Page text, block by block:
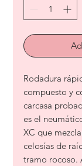
Rodadura
compuesto y
carcasa
es el
XC que
celosías de
tramo rocoso.